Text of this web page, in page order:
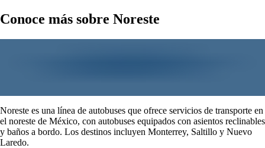
Conoce más sobre Noreste
Noreste es una línea de autobuses que ofrece servicios de transporte en
el noreste de México, con autobuses equipados con asientos reclinables
y baños a bordo. Los destinos incluyen Monterrey, Saltillo y Nuevo
Laredo.